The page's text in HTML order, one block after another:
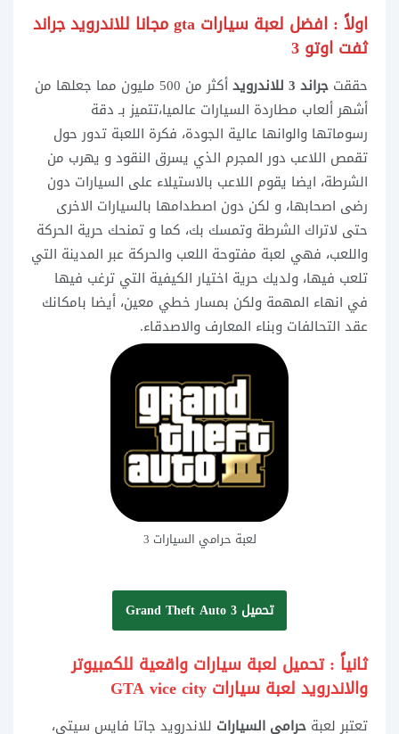
اولاً : افضل لعبة سيارات gta مجانا للاندرويد جراند
ثفت اوتو 3
حققت جراند 3 للاندرويد
أكثر من 500 مليون مما جعلها من
أشهر ألعاب مطاردة السيارات عالميا،تتميز بـ دقة
رسوماتها والوانها عالية الجودة، فكرة اللعبة تدور حول
تقمص اللاعب دور المجرم الذي يسرق النقود و يهرب من
الشرطة، ايضا يقوم اللاعب بالاستيلاء على السيارات دون
رضى اصحابها، و لكن دون اصطدامها بالسيارات الاخرى
حتى لاتراك الشرطة وتمسك بك، كما و تمنحك حرية الحركة
واللعب، فهي لعبة مفتوحة اللعب والحركة عبر المدينة التي
تلعب فيها، ولديك حرية اختيار الكيفية التي ترغب فيها
في انهاء المهمة ولكن بمسار خطي معين، أيضا بامكانك
عقد التحالفات وبناء المعارف والاصدقاء.
لعبة حرامي السيارات 3
تحميل 3 Grand Theft Auto
ثانياً : تحميل لعبة سيارات واقعية للكمبيوتر
والاندرويد لعبة سيارات GTA vice city
تعتبر لعبة حرامي السيارات للاندرويد جاتا فايس سيتي،